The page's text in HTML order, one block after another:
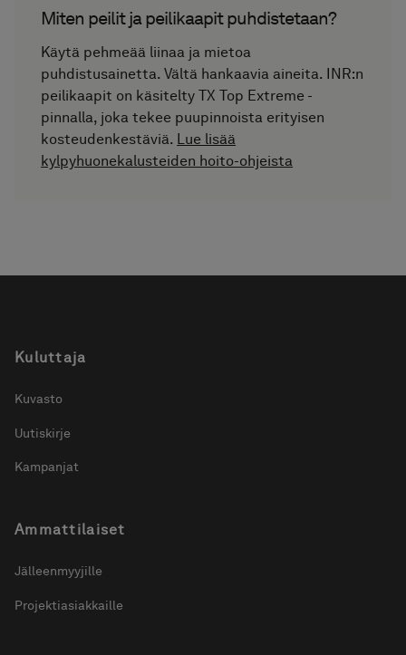
Miten peilit ja peilikaapit puhdistetaan?
Käytä pehmeää liinaa ja mietoa
puhdistusainetta. Vältä hankaavia aineita. INR:n
peilikaapit on käsitelty TX Top Extreme -
pinnalla, joka tekee puupinnoista erityisen
kosteudenkestäviä. Lue lisää
kylpyhuonekalusteiden hoito-ohjeista
Kuluttaja
Kuvasto
Uutiskirje
Kampanjat
Ammattilaiset
Jälleenmyyjille
Projektiasiakkaille